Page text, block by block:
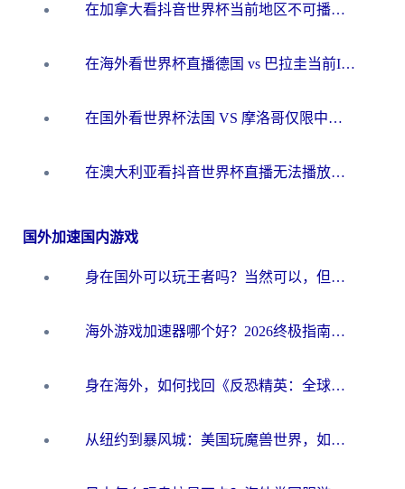
在加拿大看抖音世界杯当前地区不可播放？海外党体育观赛终极指南
在海外看世界杯直播德国 vs 巴拉圭当前IP受限制？这篇指南帮你轻松解决地区限制
在国外看世界杯法国 VS 摩洛哥仅限中国大陆？别让地域限制拦下你的欢呼
在澳大利亚看抖音世界杯直播无法播放？海外党体育观赛终极指南来了！
国外加速国内游戏
身在国外可以玩王者吗？当然可以，但你需要这份“加速”指南
海外游戏加速器哪个好？2026终极指南帮你畅玩国服+解决卡顿难题
身在海外，如何找回《反恐精英：全球攻势》国服的丝滑手感？一份给你的终极指南
从纽约到暴风城：美国玩魔兽世界，如何找到你的最佳网络航线